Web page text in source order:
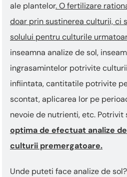
ale plantelor. O fertilizare
doar prin sustinerea culturii, ci
solului pentru culturile
inseamna analize de sol,
ingrasamintelor potrivite
infiintata, cantitatile potrivite
scontat, aplicarea lor pe
nevoie de nutrienti, etc. Potrivit
optima de efectuat analize
culturii premergatoare.
Unde puteti face analize de